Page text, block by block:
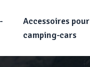
Accessoires pour
camping-cars